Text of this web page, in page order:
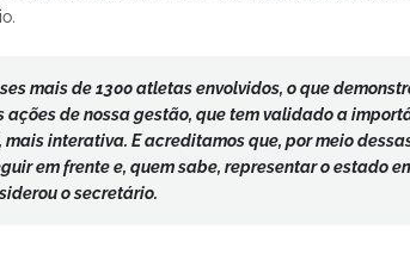
mais de 1300 atletas envolvidos, o que
de nossa gestão, que tem validado a
interativa. E acreditamos que, por meio
em frente e, quem sabe, representar o estado
o secretário.